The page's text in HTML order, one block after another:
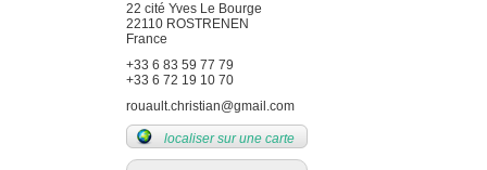
22 cité Yves Le Bourge
22110 ROSTRENEN
France
+33 6 83 59 77 79
+33 6 72 19 10 70
rouault.christian@gmail.com
localiser sur une carte